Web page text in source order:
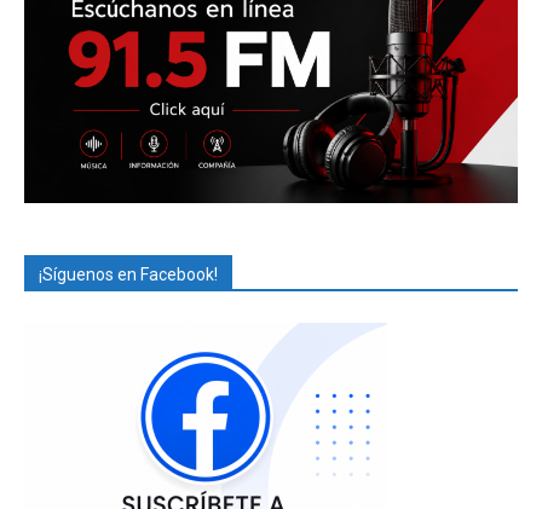
¡Síguenos en Facebook!